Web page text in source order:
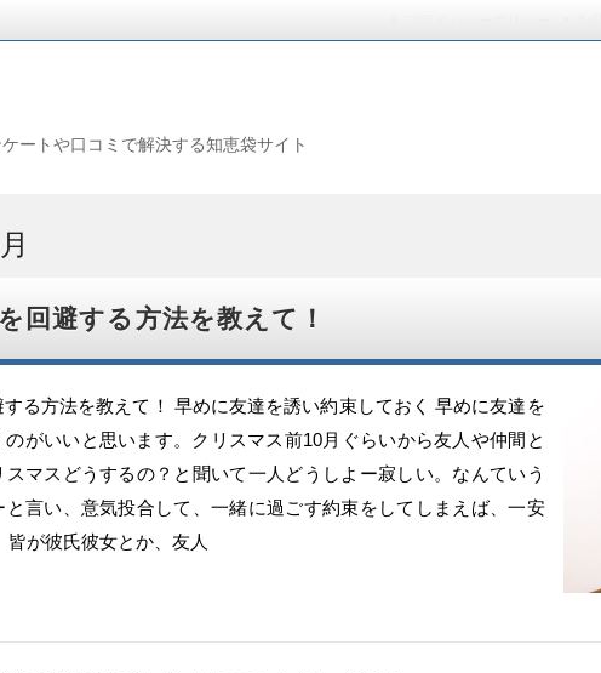
ートや口コミで解決する知恵袋サイト
回避する方法を教えて！
る方法を教えて！ 早めに友達を誘い約束しておく 早めに友達を
がいいと思います。クリスマス前10月ぐらいから友人や仲間と
マスどうするの？と聞いて一人どうしよー寂しい。なんていう
と言い、意気投合して、一緒に過ごす約束をしてしまえば、一安
皆が彼氏彼女とか、友人